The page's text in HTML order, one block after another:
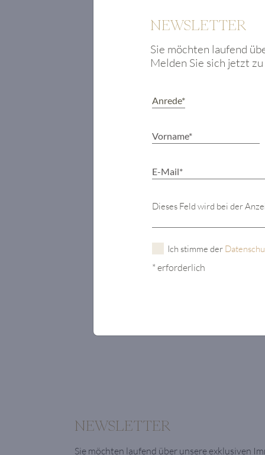
Vertragsabwicklung und darüber
Österreichs, dort sind auch die
Rundumservice, der einem
Service von LIVING DELUXE
Entscheidung für einen Verkauf
Wettbewerb das Problem, doch wir
Estate. Wer uns beauftragt,
unsere Kunden“, betont Thomas
Belangen und somit gegenseitiges
NEWSLETTER
Sie möchten laufend über unsere exklusiven
NEWSLETTER
Sie möchten laufend
Melden Sie sich jetzt
Dieses Feld wird bei der
Ich stimme der
* erforderlich